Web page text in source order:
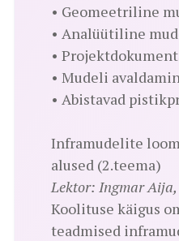
• Geomeetriline
• Analüütiline
•
• Mudeli
• Abistavad
Inframudelite
alused (2.teema)
Lektor: Ingmar
Koolituse käigus
teadmised